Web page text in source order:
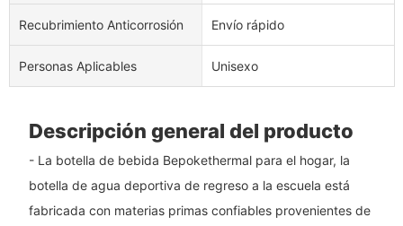
Recubrimiento Anticorrosión Envío rápido
Personas Aplicables Unisexo
Descripción general del producto
- La botella de bebida Bepokethermal para el hogar, la
botella de agua deportiva de regreso a la escuela está
fabricada con materias primas confiables provenientes de